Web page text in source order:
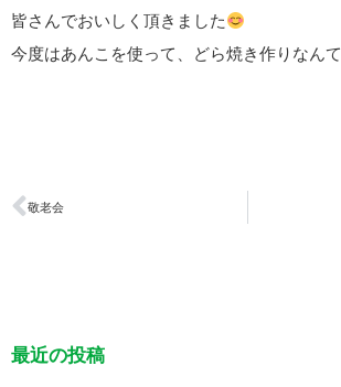
皆さんでおいしく頂きました
今度はあんこを使って、どら焼き作りなん
敬老会
最近の投稿